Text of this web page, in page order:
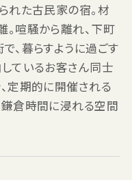
れた古民家の宿。材
喧騒から離れ、下町
、暮らすように過ごす
ているお客さん同士
定期的に開催される
鎌倉時間に浸れる空間